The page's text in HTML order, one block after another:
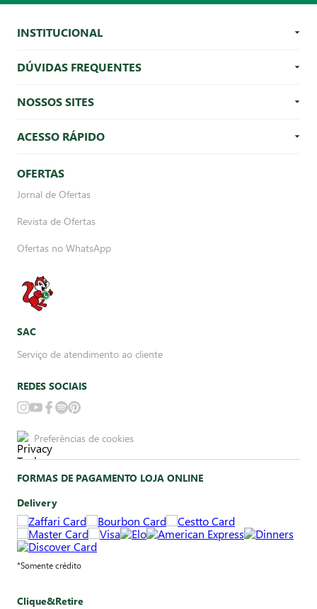
INSTITUCIONAL
DÚVIDAS FREQUENTES
NOSSOS SITES
ACESSO RÁPIDO
OFERTAS
Jornal de Ofertas
Revista de Ofertas
Ofertas no WhatsApp
SAC
Serviço de atendimento ao cliente
REDES SOCIAIS
Preferências de cookies
FORMAS DE PAGAMENTO LOJA ONLINE
Delivery
*Somente crédito
Clique&Retire